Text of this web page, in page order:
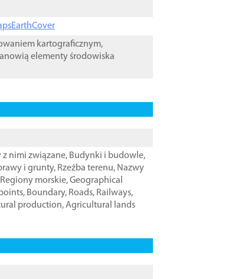
kartograficznym,
elementy środowiska
nimi związane, Budynki i budowle,
i grunty, Rzeźba terenu, Nazwy
Regiony morskie,Geographical
, Boundary, Roads, Railways,
production,Agricultural lands